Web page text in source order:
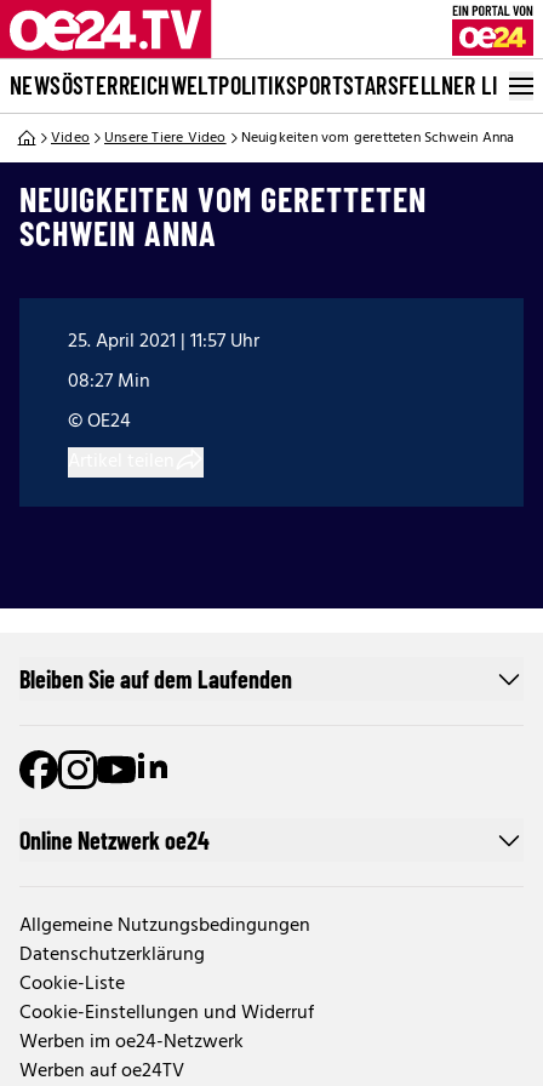
NEWSÖSTERREICHWELTPOLITIKSPORTSTARSFELLNER LIVE
Video Unsere Tiere Video Neuigkeiten vom geretteten Schwein Anna
NEUIGKEITEN VOM GERETTETEN
SCHWEIN ANNA
25. April 2021 | 11:57 Uhr
08:27 Min
© OE24
Online Netzwerk oe24
Allgemeine Nutzungsbedingungen
Datenschutzerklärung
Cookie-Liste
Cookie-Einstellungen und Widerruf
Werben im oe24-Netzwerk
Werben auf oe24TV
Bleiben Sie auf dem Laufenden